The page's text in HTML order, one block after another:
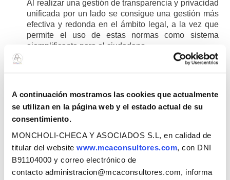
A continuación mostramos las cookies que actualmente
se utilizan en la página web y el estado actual de su
consentimiento.
MONCHOLI-CHECA Y ASOCIADOS S.L, en calidad de
titular del website www.mcaconsultores.com, con DNI
B91104000 y correo electrónico de
contacto administracion@mcaconsultores.com, informa
Al realizar una gestión de transparencia y privacidad
unificada por un lado se consigue una gestión más
efectiva y redonda en el ámbito legal, a la vez que
permite el uso de estas normas como sistema
ejemplificante para el ciudadano.